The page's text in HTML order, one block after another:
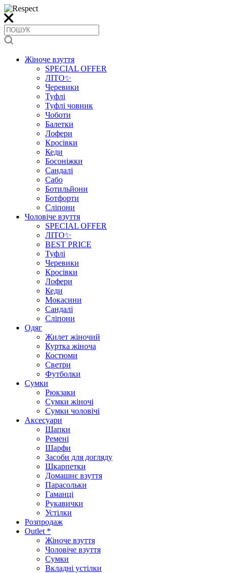
Жіноче взуття
SPECIAL OFFER
ЛІТО✨
Черевики
Туфлі
Туфлі човник
Чоботи
Балетки
Лофери
Кросівки
Кеди
Босоніжки
Сандалі
Сабо
Ботильйони
Ботфорти
Сліпони
Чоловіче взуття
SPECIAL OFFER
ЛІТО✨
BEST PRICE
Туфлі
Черевики
Кросівки
Лофери
Кеди
Мокасини
Сандалі
Сліпони
Одяг
Жилет жіночий
Куртка жіноча
Костюми
Светри
Футболки
Сумки
Рюкзаки
Сумки жіночі
Сумки чоловічі
Аксеcуари
Шапки
Ремені
Шарфи
Засоби для догляду
Шкарпетки
Домашнє взуття
Парасольки
Гаманці
Рукавички
Устілки
Розпродаж
Outlet *
Жіноче взуття
Чоловіче взуття
Сумки
Вкладні устілки